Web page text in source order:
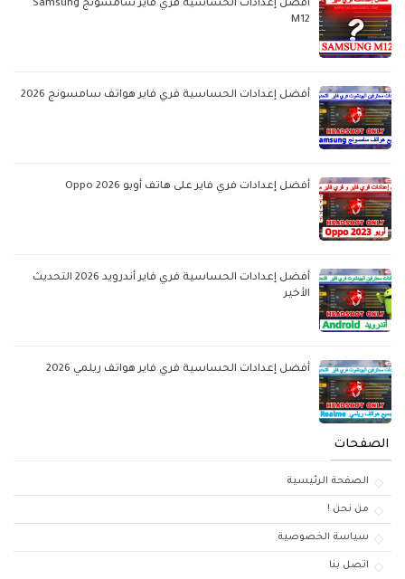
أفضل إعدادات الحساسية فري فاير سامسونج Samsung
M12
أفضل إعدادات الحساسية فري فاير هواتف سامسونج 2026
أفضل إعدادات فري فاير على هاتف أوبو Oppo 2026
أفضل إعدادات الحساسية فري فاير أندرويد 2026 التحديث
الأخير
أفضل إعدادات الحساسية فري فاير هواتف ريلمي 2026
الصفحات
الصفحة الرئيسية
من نحن !
سياسة الخصوصية
اتصل بنا